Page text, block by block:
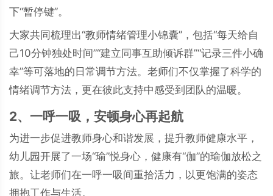
下“暂停键”。
大家共同梳理出“教师情绪管理小锦囊”，包括“每天给自
己10分钟独处时间”“建立同事互助倾诉群”“记录三件小确
幸”等可落地的日常调节方法。老师们不仅掌握了科学的
情绪调节方法，更在彼此支持中感受到团队的温暖。
2、一呼一吸，安顿身心再起航
为进一步促进教师身心和谐发展，提升教师健康水平，
幼儿园开展了一场“瑜”悦身心，健康有“伽”的瑜伽放松之
旅。让老师们在一呼一吸间重拾活力，以更饱满的姿态
拥抱工作与生活。